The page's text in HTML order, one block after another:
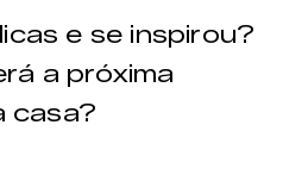
e se inspirou?
a próxima
casa?